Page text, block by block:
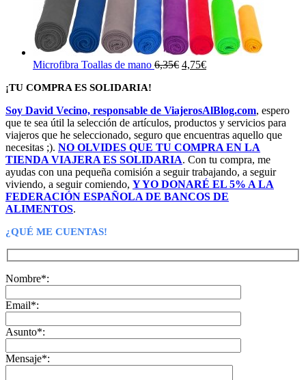
Microfibra Toallas de mano 6,35€ El
6,35€.
4,75€El
4,75€.
¡TU COMPRA ES SOLIDARIA!
Soy David Vecino, responsable de ViajerosAlBlog.com, espero
que te sea útil la selección de artículos, productos y servicios para
viajeros que he seleccionado, seguro que encuentras aquello que
necesitas ;). NO OLVIDES QUE TU COMPRA EN LA
TIENDA VIAJERA ES SOLIDARIA. Con tu compra, me
ayudas con una pequeña comisión a seguir trabajando, a seguir
viviendo, a seguir comiendo, Y YO DONARÉ EL 5% A LA
FEDERACIÓN ESPAÑOLA DE BANCOS DE
ALIMENTOS.
¿QUÉ ME CUENTAS!
Nombre*:
Email*:
Asunto*:
Mensaje*: